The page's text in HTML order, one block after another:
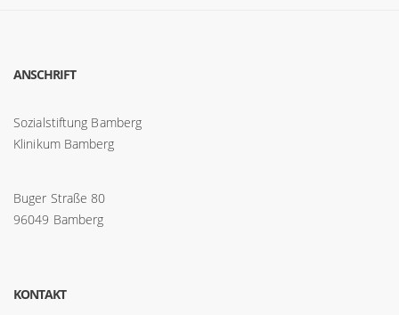
ANSCHRIFT
Sozialstiftung Bamberg
Klinikum Bamberg
Buger Straße 80
96049 Bamberg
KONTAKT